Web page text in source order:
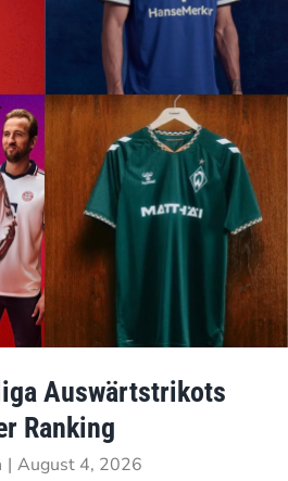
Auswärtstrikots
Ranking
| August 4, 2026